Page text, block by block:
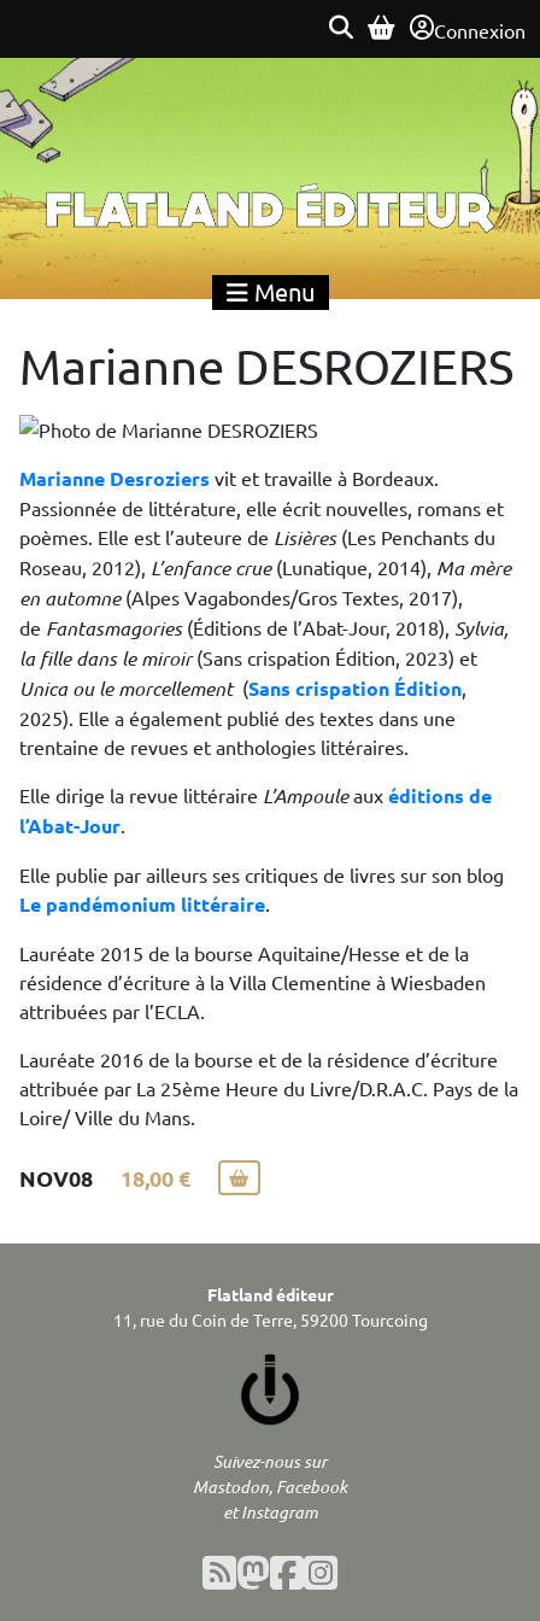
Connexion
Flatland Éditeur
Menu
Marianne DESROZIERS
Marianne Desroziers vit et travaille à Bordeaux.
Passionnée de littérature, elle écrit nouvelles, romans et
poèmes. Elle est l’auteure de Lisières(Les Penchants du
Roseau, 2012), L’enfance crue (Lunatique, 2014), Ma mère
en automne(Alpes Vagabondes/Gros Textes, 2017),
de Fantasmagories(Éditions de l’Abat-Jour, 2018), Sylvia,
la fille dans le miroir(Sans crispation Édition, 2023) et
Unica ou le morcellement (Sans crispation Édition,
2025). Elle a également publié des textes dans une
trentaine de revues et anthologies littéraires.
Elle dirige la revue littéraire L’Ampouleaux éditions de
l’Abat-Jour.
Elle publie par ailleurs ses critiques de livres sur son blog
Le pandémonium littéraire.
Lauréate 2015 de la bourse Aquitaine/Hesse et de la
résidence d’écriture à la Villa Clementine à Wiesbaden
attribuées par l’ECLA.
Lauréate 2016 de la bourse et de la résidence d’écriture
attribuée par La 25ème Heure du Livre/D.R.A.C. Pays de la
Loire/ Ville du Mans.
NOV08 18,00 €
Flatland éditeur
11, rue du Coin de Terre, 59200 Tourcoing
Suivez-nous sur
Mastodon, Facebook
et Instagram